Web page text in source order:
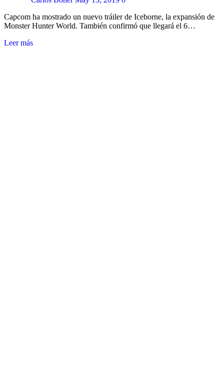
Capcom ha mostrado un nuevo tráiler de Iceborne, la expansión de
Monster Hunter World. También confirmó que llegará el 6…
Leer más